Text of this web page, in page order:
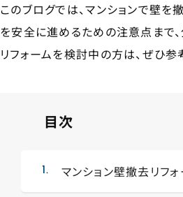
このブログでは、マンションで壁
を安全に進めるための注意点まで、
リフォームを検討中の方は、ぜひ参
目次
マンション壁撤去リフ